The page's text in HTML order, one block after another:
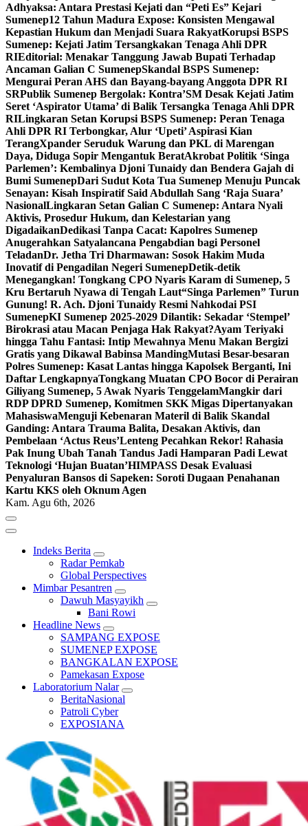
Adhyaksa: Antara Prestasi Kejati dan “Peti Es” Kejari
Sumenep12 Tahun Madura Expose: Konsisten Mengawal
Kepastian Hukum dan Menjadi Suara RakyatKorupsi BSPS
Sumenep: Kejati Jatim Tersangkakan Tenaga Ahli DPR
RIEditorial: Menakar Tanggung Jawab Bupati Terhadap
Ancaman Galian C SumenepSkandal BSPS Sumenep:
Mengurai Peran AHS dan Bayang-bayang Anggota DPR RI
SRPublik Sumenep Bergolak: Kontra’SM Desak Kejati Jatim
Seret ‘Aspirator Utama’ di Balik Tersangka Tenaga Ahli DPR
RILingkaran Setan Korupsi BSPS Sumenep: Peran Tenaga
Ahli DPR RI Terbongkar, Alur ‘Upeti’ Aspirasi Kian
TerangXpander Seruduk Warung dan PKL di Marengan
Daya, Diduga Sopir Mengantuk BeratAkrobat Politik ‘Singa
Parlemen’: Kembalinya Djoni Tunaidy dan Bendera Gajah di
Bumi SumenepDari Sudut Kota Tua Sumenep Menuju Puncak
Senayan: Kisah Inspiratif Said Abdullah Sang ‘Raja Suara’
NasionalLingkaran Setan Galian C Sumenep: Antara Nyali
Aktivis, Prosedur Hukum, dan Kelestarian yang
DigadaikanDedikasi Tanpa Cacat: Kapolres Sumenep
Anugerahkan Satyalancana Pengabdian bagi Personel
TeladanDr. Jetha Tri Dharmawan: Sosok Hakim Muda
Inovatif di Pengadilan Negeri SumenepDetik-detik
Menegangkan! Tongkang CPO Nyaris Karam di Sumenep, 5
Kru Bertaruh Nyawa di Tengah Laut“Singa Parlemen” Turun
Gunung! R. Ach. Djoni Tunaidy Resmi Nahkodai PSI
SumenepKI Sumenep 2025-2029 Dilantik: Sekadar ‘Stempel’
Birokrasi atau Macan Penjaga Hak Rakyat?Ayam Teriyaki
hingga Tahu Fantasi: Intip Mewahnya Menu Makan Bergizi
Gratis yang Dikawal Babinsa MandingMutasi Besar-besaran
Polres Sumenep: Kasat Lantas hingga Kapolsek Berganti, Ini
Daftar LengkapnyaTongkang Muatan CPO Bocor di Perairan
Giliyang Sumenep, 5 Awak Nyaris TenggelamMangkir dari
RDP DPRD Sumenep, Komitmen SKK Migas Dipertanyakan
MahasiswaMenguji Kebenaran Materil di Balik Skandal
Ganding: Antara Trauma Balita, Desakan Aktivis, dan
Pembelaan ‘Actus Reus’Lenteng Pecahkan Rekor! Rahasia
Pak Inung Ubah Tanah Tandus Jadi Hamparan Padi Lewat
Teknologi ‘Hujan Buatan’HIMPASS Desak Evaluasi
Penyaluran Bansos di Sapeken: Soroti Dugaan Penahanan
Kartu KKS oleh Oknum Agen
Kam. Agu 6th, 2026
Indeks Berita
Radar Pemkab
Global Perspectives
Mimbar Pesantren
Dawuh Masyayikh
Bani Rowi
Headline News
SAMPANG EXPOSE
SUMENEP EXPOSE
BANGKALAN EXPOSE
Pamekasan Expose
Laboratorium Nalar
BeritaNasional
Patroli Cyber
EXPOSIANA